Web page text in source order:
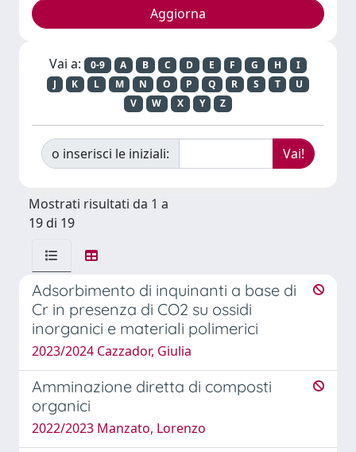
Vai a: 0-9 A B C D E F G H
I
J
K L M N O P Q R S T
U
V
W X Y Z
o inserisci le iniziali:
Mostrati risultati da 1 a
19 di 19
Adsorbimento di inquinanti a base di
Cr in presenza di CO2 su ossidi
inorganici e materiali polimerici
2023/2024 Cazzador, Giulia
Amminazione diretta di composti
organici
2022/2023 Manzato, Lorenzo